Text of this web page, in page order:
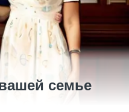
семье